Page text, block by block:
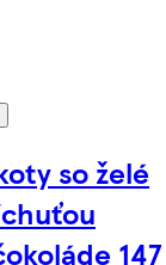
so želé
147